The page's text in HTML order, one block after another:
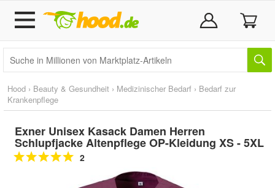
Hood › Beauty & Gesundheit › Medizinischer Bedarf › Bedarf zur
Krankenpflege
Exner Unisex Kasack Damen Herren
Schlupfjacke Altenpflege OP-Kleidung XS - 5XL
2